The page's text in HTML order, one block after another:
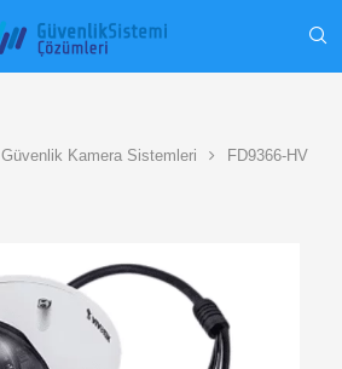
Güvenlik Kamera Sistemleri
FD9366-HV